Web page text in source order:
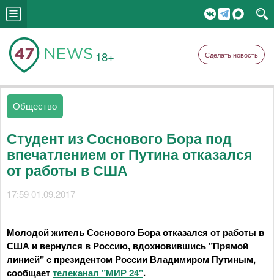
18+ Сделать новость
Общество
Студент из Соснового Бора под
впечатлением от Путина отказался
от работы в США
17:59 01.09.2017
Молодой житель Соснового Бора отказался от работы в
США и вернулся в Россию, вдохновившись "Прямой
линией" с президентом России Владимиром Путиным,
сообщаеттелеканал "МИР 24".